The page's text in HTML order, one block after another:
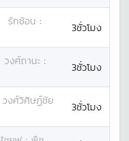
รักซ้อน :
3ชั่วโมง
วงศ์ถานะ :
3ชั่วโมง
วงศ์วิศิษฏ์ชัย
3ชั่วโมง